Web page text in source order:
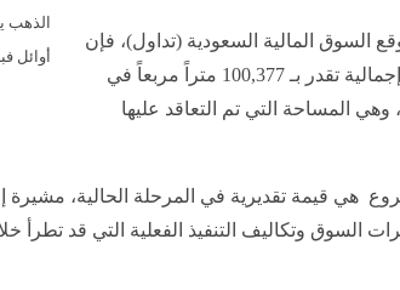
الذهب
أوائل
السوق المالية السعودية (تداول)، فإن
المشروع سيقام على مساحة إجمالية تقدر بـ 100,377 متراً مربعاً في
المساحة التي تم التعاقد عليها
هي قيمة تقديرية في المرحلة الحالية، مشيرة
السوق وتكاليف التنفيذ الفعلية التي قد تطرأ